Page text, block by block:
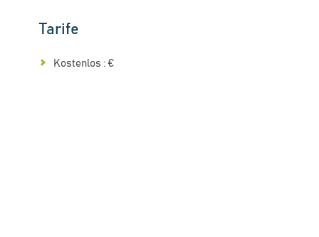
Tarife
Kostenlos : €